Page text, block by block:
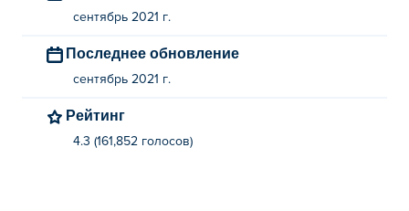
сентябрь 2021 г.
Последнее обновление
сентябрь 2021 г.
Рейтинг
4.3 (161,852 голосов)